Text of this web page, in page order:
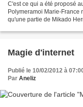
C'est ce qui a été proposé
Polymeramoi Marie-France
qu'une partie de Mikado
Magie d'internet
Publié le 10/02/2012 à
Par Aneliz